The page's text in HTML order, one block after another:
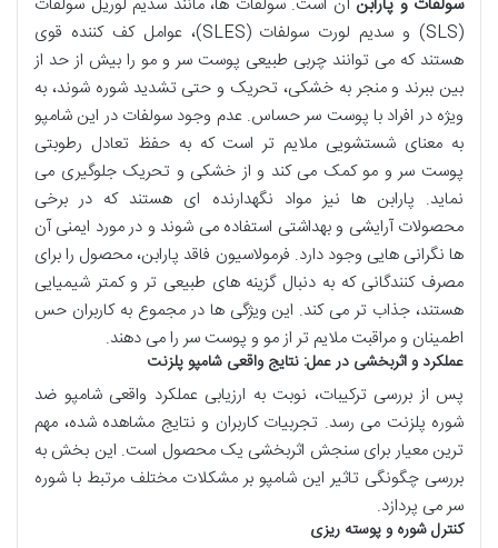
(SLS) و سدیم لورت سولفات (SLES)، عوامل کف کننده قوی
هستند که می توانند چربی طبیعی پوست سر و مو را بیش از حد از
بین ببرند و منجر به خشکی، تحریک و حتی تشدید شوره شوند، به
ویژه در افراد با پوست سر حساس. عدم وجود سولفات در این شامپو
به معنای شستشویی ملایم تر است که به حفظ تعادل رطوبتی
پوست سر و مو کمک می کند و از خشکی و تحریک جلوگیری می
نماید. پارابن ها نیز مواد نگهدارنده ای هستند که در برخی
محصولات آرایشی و بهداشتی استفاده می شوند و در مورد ایمنی آن
ها نگرانی هایی وجود دارد. فرمولاسیون فاقد پارابن، محصول را برای
مصرف کنندگانی که به دنبال گزینه های طبیعی تر و کمتر شیمیایی
هستند، جذاب تر می کند. این ویژگی ها در مجموع به کاربران حس
اطمینان و مراقبت ملایم تر از مو و پوست سر را می دهند.
عملکرد و اثربخشی در عمل: نتایج واقعی شامپو پلزنت
پس از بررسی ترکیبات، نوبت به ارزیابی عملکرد واقعی شامپو ضد
شوره پلزنت می رسد. تجربیات کاربران و نتایج مشاهده شده، مهم
ترین معیار برای سنجش اثربخشی یک محصول است. این بخش به
بررسی چگونگی تاثیر این شامپو بر مشکلات مختلف مرتبط با شوره
سر می پردازد.
کنترل شوره و پوسته ریزی